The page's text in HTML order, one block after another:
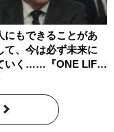
にもできることがあ
て、今は必ず未来に
いく……『ONE LIFE
だ6000の命』